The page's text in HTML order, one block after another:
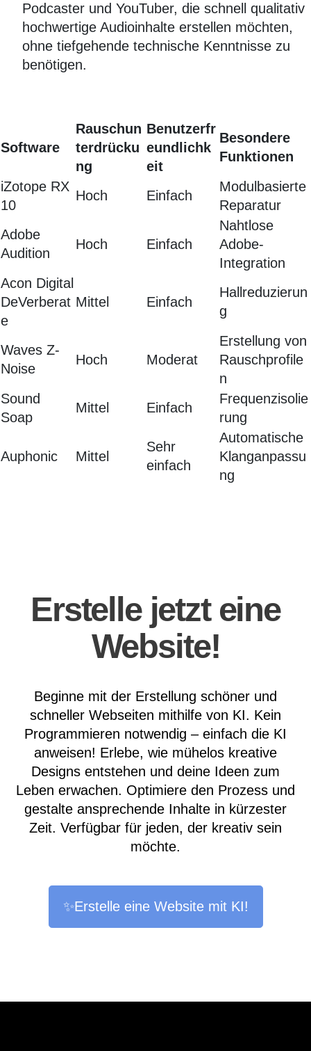
Podcaster und YouTuber, die schnell qualitativ
hochwertige Audioinhalte erstellen möchten,
ohne tiefgehende technische Kenntnisse zu
benötigen.
Software
Rauschun
terdrücku
ng
Benutzerfr
eundlichk
eit
Besondere
Funktionen
iZotope RX
10
Hoch Einfach
Modulbasierte
Reparatur
Adobe
Audition
Hoch Einfach
Nahtlose
Adobe-
Integration
Acon Digital
DeVerberat
e
Mittel Einfach
Hallreduzierun
g
Waves Z-
Noise
Hoch Moderat
Erstellung von
Rauschprofile
n
Sound
Soap
Mittel Einfach
Frequenzisolie
rung
Auphonic Mittel
Sehr
einfach
Automatische
Klanganpassu
ng
Erstelle jetzt eine
Website!
Beginne mit der Erstellung schöner und
schneller Webseiten mithilfe von KI. Kein
Programmieren notwendig – einfach die KI
anweisen! Erlebe, wie mühelos kreative
Designs entstehen und deine Ideen zum
Leben erwachen. Optimiere den Prozess und
gestalte ansprechende Inhalte in kürzester
Zeit. Verfügbar für jeden, der kreativ sein
möchte.
✨Erstelle eine Website mit KI!